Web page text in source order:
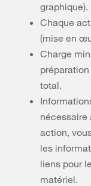
graphique).
Chaque
(mise en
Charge
total.
nécessaire
action,
les
liens pour
matériel.